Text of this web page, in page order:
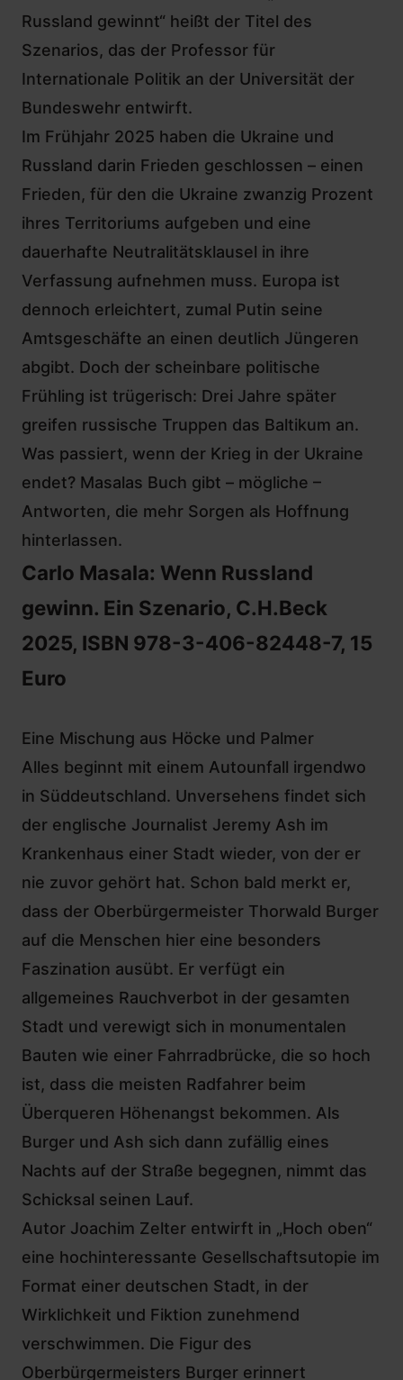
Russland gewinnt“ heißt der Titel des
Szenarios, das der Professor für
Internationale Politik an der Universität der
Bundeswehr entwirft.
Im Frühjahr 2025 haben die Ukraine und
Russland darin Frieden geschlossen – einen
Frieden, für den die Ukraine zwanzig Prozent
ihres Territoriums aufgeben und eine
dauerhafte Neutralitätsklausel in ihre
Verfassung aufnehmen muss. Europa ist
dennoch erleichtert, zumal Putin seine
Amtsgeschäfte an einen deutlich Jüngeren
abgibt. Doch der scheinbare politische
Frühling ist trügerisch: Drei Jahre später
greifen russische Truppen das Baltikum an.
Was passiert, wenn der Krieg in der Ukraine
endet? Masalas Buch gibt – mögliche –
Antworten, die mehr Sorgen als Hoffnung
hinterlassen.
Carlo Masala: Wenn Russland
gewinn. Ein Szenario, C.H.Beck
2025, ISBN 978-3-406-82448-7, 15
Euro
Eine Mischung aus Höcke und Palmer
Alles beginnt mit einem Autounfall irgendwo
in Süddeutschland. Unversehens findet sich
der englische Journalist Jeremy Ash im
Krankenhaus einer Stadt wieder, von der er
nie zuvor gehört hat. Schon bald merkt er,
dass der Oberbürgermeister Thorwald Burger
auf die Menschen hier eine besonders
Faszination ausübt. Er verfügt ein
allgemeines Rauchverbot in der gesamten
Stadt und verewigt sich in monumentalen
Bauten wie einer Fahrradbrücke, die so hoch
ist, dass die meisten Radfahrer beim
Überqueren Höhenangst bekommen. Als
Burger und Ash sich dann zufällig eines
Nachts auf der Straße begegnen, nimmt das
Schicksal seinen Lauf.
Autor Joachim Zelter entwirft in „Hoch oben“
eine hochinteressante Gesellschaftsutopie im
Format einer deutschen Stadt, in der
Wirklichkeit und Fiktion zunehmend
verschwimmen. Die Figur des
Oberbürgermeisters Burger erinnert